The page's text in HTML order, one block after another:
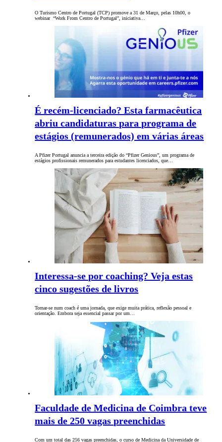
O Turismo Centro de Portugal (TCP) promove a 31 de Março, pelas 10h00, o
webinar “Work From Centro de Portugal”, iniciativa…
É recém-licenciado? Esta farmacêutica
abriu candidaturas para programa de
estágios (remunerados) em várias áreas
A Pfizer Portugal anuncia a terceira edição do “Pfizer Genious”, um programa de
estágios profissionais remunerados para estudantes licenciados, que…
Interessa-se por coaching? Veja estas
cinco sugestões de livros
Tornar-se num coach é uma jornada, que exige muita prática, reflexão pessoal e
orientação. Embora seja essencial passar por um…
Faculdade de Medicina de Coimbra teve
mais de 250 vagas preenchidas
Com um total das 256 vagas preenchidas, o curso de Medicina da Universidade de